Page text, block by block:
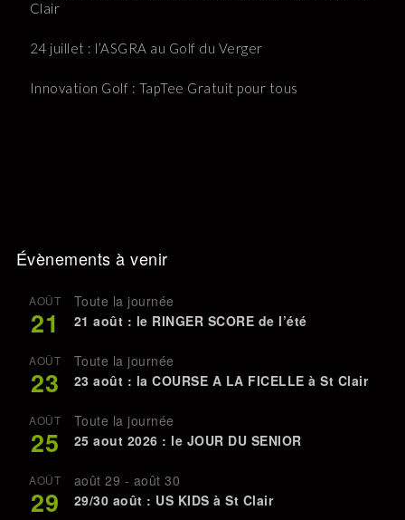
Clair
24 juillet : l’ASGRA au Golf du Verger
Innovation Golf : TapTee Gratuit pour tous
Évènements à venir
AOÛT
21
Toute la journée
21 août : le RINGER SCORE de l’été
AOÛT
23
Toute la journée
23 août : la COURSE A LA FICELLE à St Clair
AOÛT
25
Toute la journée
25 aout 2026 : le JOUR DU SENIOR
AOÛT
29
août 29 - août 30
29/30 août : US KIDS à St Clair